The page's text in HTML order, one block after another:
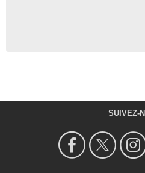
SUIVEZ-